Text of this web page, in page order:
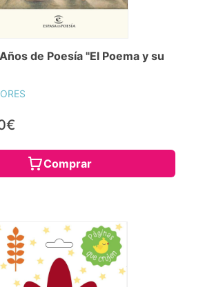
de Poesía "El Poema y su
Comprar